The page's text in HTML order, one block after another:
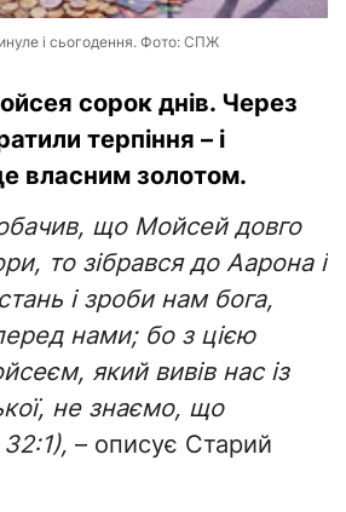
і сьогодення. Фото: СПЖ
сорок днів. Через
терпіння – і
власним золотом.
що Мойсей довго
то зібрався до Аарона і
і зроби нам бога,
нами; бо з цією
який вивів нас із
не знаємо, що
– описує Старий